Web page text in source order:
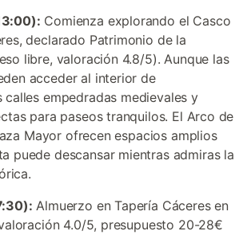
Comienza explorando el Casco
declarado Patrimonio de la
libre, valoración 4.8/5). Aunque las
acceder al interior de
calles empedradas medievales y
para paseos tranquilos. El Arco de
Mayor ofrecen espacios amplios
puede descansar mientras admiras la
Almuerzo en Tapería Cáceres en
4.0/5, presupuesto 20-28€